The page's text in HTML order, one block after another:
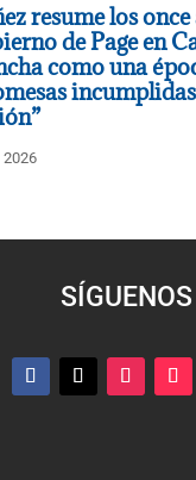
resume los once
de Page en
como una
2026
SÍGUENOS